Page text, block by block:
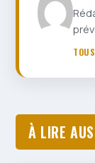
À LIRE